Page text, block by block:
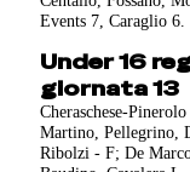
Events 7, Caraglio 6.
Under 16
giornata 13
Cheraschese-
Martino, Pellegrino,
Ribolzi - F; De